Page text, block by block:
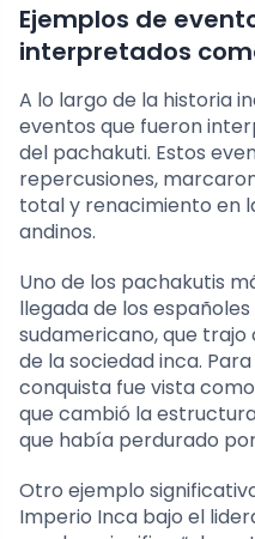
Ejemplos de
interpretados
A lo largo de la historia
eventos que fueron
del pachakuti. Estos
repercusiones,
total y renacimiento en
andinos.
Uno de los pachakutis
llegada de los
sudamericano, que
de la sociedad inca.
conquista fue vista
que cambió la
que había perdurado
Otro ejemplo
Imperio Inca bajo el